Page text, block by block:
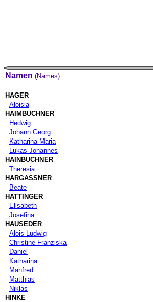
Namen (Names)
HAGER
Aloisia
HAIMBUCHNER
Hedwig
Johann Georg
Katharina Maria
Lukas Johannes
HAINBUCHNER
Theresia
HARGASSNER
Beate
HATTINGER
Elisabeth
Josefina
HAUSEDER
Alois Ludwig
Christine Franziska
Daniel
Katharina
Manfred
Matthias
Niklas
HINKE